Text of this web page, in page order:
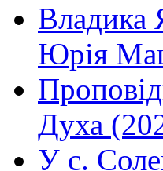
Владика
Юрія
Духа
У с.